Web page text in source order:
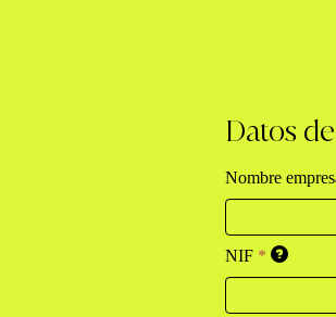
Datos
Nombre
NIF *